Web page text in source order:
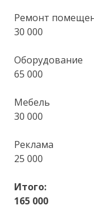
Ремонт
30 000
Оборудование
65 000
Мебель
30 000
Реклама
25 000
Итого:
165 000